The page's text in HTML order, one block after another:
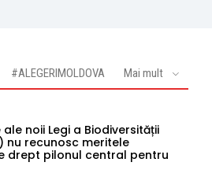
#ALEGERIMOLDOVA Mai mult
noii Legi a Biodiversității
nu recunosc meritele
drept pilonul central pentru